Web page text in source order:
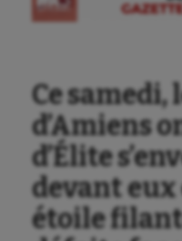
Ce samedi,
d’Amiens
d’Élite
devant
étoile